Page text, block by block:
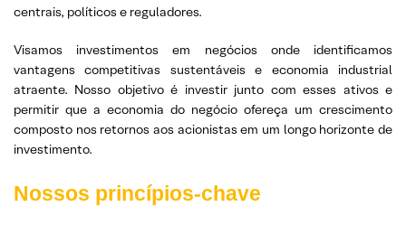
centrais, políticos e reguladores.
Visamos investimentos em negócios onde identificamos
vantagens competitivas sustentáveis e economia industrial
atraente. Nosso objetivo é investir junto com esses ativos e
permitir que a economia do negócio ofereça um crescimento
composto nos retornos aos acionistas em um longo horizonte de
investimento.
Nossos princípios-chave